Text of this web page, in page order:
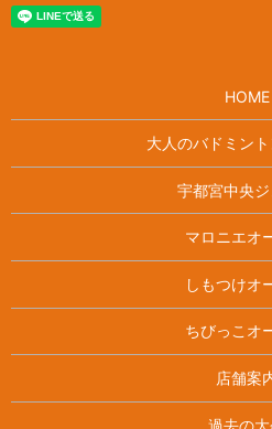
HOME
大人のバドミン
宇都宮中央
マロニエオ
しもつけオ
ちびっこオ
店舗案
過去の